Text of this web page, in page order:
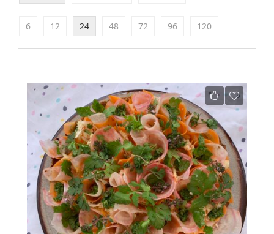
6 12 24 48 72 96 120